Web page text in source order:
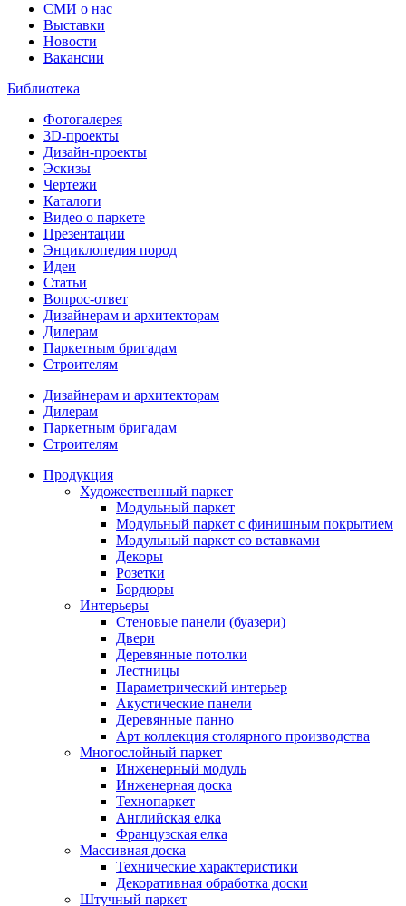
СМИ о нас
Выставки
Новости
Вакансии
Библиотека
Фотогалерея
3D-проекты
Дизайн-проекты
Эскизы
Чертежи
Каталоги
Видео о паркете
Презентации
Энциклопедия пород
Идеи
Статьи
Вопрос-ответ
Дизайнерам и архитекторам
Дилерам
Паркетным бригадам
Строителям
Дизайнерам и архитекторам
Дилерам
Паркетным бригадам
Строителям
Продукция
Художественный паркет
Модульный паркет
Модульный паркет с финишным покрытием
Модульный паркет со вставками
Декоры
Розетки
Бордюры
Интерьеры
Стеновые панели (буазери)
Двери
Деревянные потолки
Лестницы
Параметрический интерьер
Акустические панели
Деревянные панно
Арт коллекция столярного производства
Многослойный паркет
Инженерный модуль
Инженерная доска
Технопаркет
Английская елка
Французская елка
Массивная доска
Технические характеристики
Декоративная обработка доски
Штучный паркет